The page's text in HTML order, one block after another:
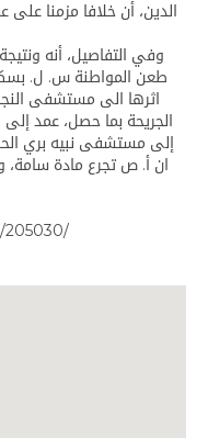
الدين، أن خلافا مزمنا
وفي التفاصيل، أنه
طعن المواطنة س. ل.
اثرها الى مستشفى
الجريحة بما حصل، عمد
إلى مستشفى نبيه بري
ان أ. ص تجرع مادة
205030/